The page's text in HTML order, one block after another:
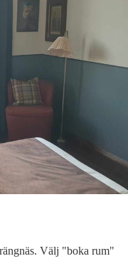
Välj "boka rum"